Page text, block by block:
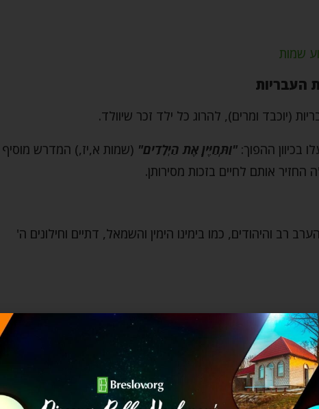
שמות
העבריות
(יוכבד ומרים), להרוג כל ילד זכר שיוולד.
בכיוון ההפוך: "וַתְּחַיֶּיןָ אֶת הַיְלָדִים" (שמות א,יז,) המדרש מוסיף
אותם לחיים בזכות מסירותן.
רב והיהודים, כמו בימינו הימין והשמאל, דתיים וחילונים ה'
מנהיג שכפה את שלטונו. הוא הוביל את העם מתוך אמונה בה'